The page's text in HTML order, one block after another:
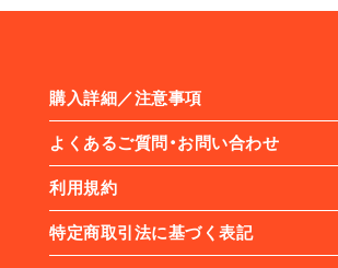
購入詳細／注意事項
よくあるご質問・お問い合わせ
利用規約
特定商取引法に基づく表記